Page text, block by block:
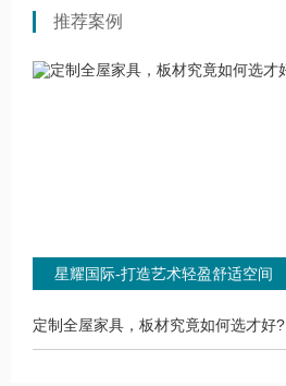
推荐案例
星耀国际-打造艺术轻盈舒适空间
定制全屋家具，板材究竟如何选才好?